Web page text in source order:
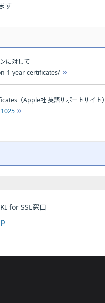
す
に対して
1-year-certificates/
（Apple社 英語サポートサイト）
for SSL窓口